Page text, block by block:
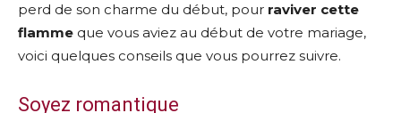
perd de son charme du début, pour raviver cette
flamme que vous aviez au début de votre mariage,
voici quelques conseils que vous pourrez suivre.
Soyez romantique